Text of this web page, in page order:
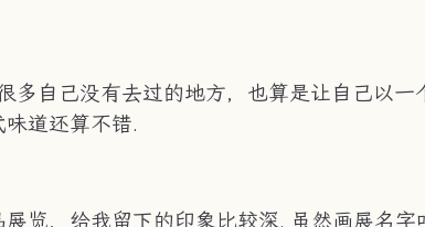
多自己没有去过的地方，也算是让自己以一
道还算不错.
览，给我留下的印象比较深. 虽然画展名字